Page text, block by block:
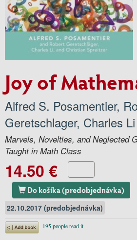
Joy of
Alfred S. Posamentier,
Geretschlager, Charles Li
Marvels, Novelties, and Neglected
Taught in Math Class
14.50 €
Do košíka (predobjednávka)
22.10.2017 (predobjednávka)